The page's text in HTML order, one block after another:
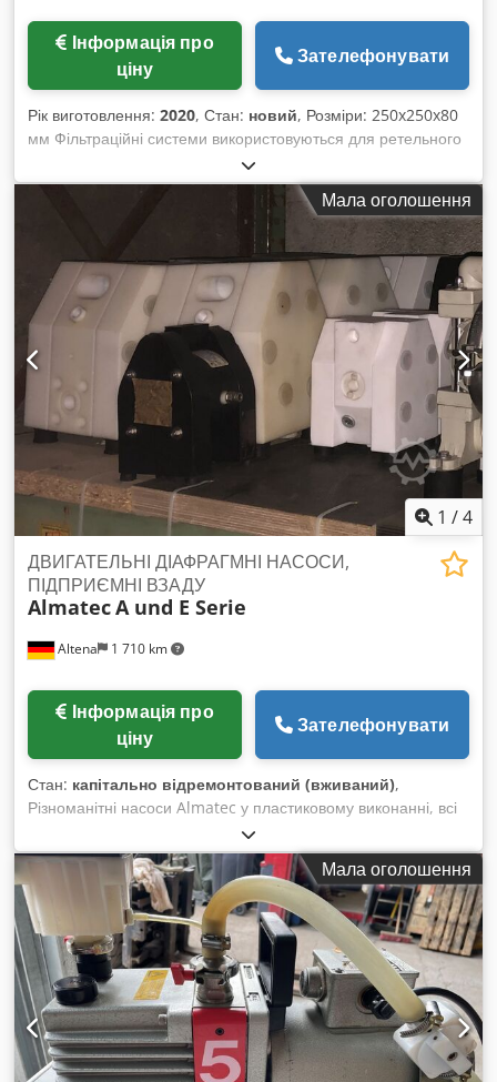
ціну
Зателефонувати
Рік виготовлення: 2020, Стан: новий, Розміри: 250x250x80
мм Фільтраційні системи використовуються для ретельного
відокремлення найдрібніших забруднень залізовмісними
металами. Дослідження сипучих матеріалів Універсальне
застосування в трубопровідних системах, бункерах та
жолобах Простота експлуатації та очищення Dwodpfx
Aodzqw Isbiea Постійномагнітні фільтрувальні решітки
можуть виготовлятися круглої, прямокутної або квадратної
форми. Частинки, що містять залізо, надійно
відфільтровуються із сипучого матеріалу при його
проходженні через решітку. Крім того, ця конструкція
забезпечує легке очищення стрижнів. Фільтраційну систему
можна легко вийняти з кожуха одним рухом руки.
Максимальна робоча температура становить 80°C.
Мала оголошення
1 /4
Altena 1 710 km
ДВИГАТЕЛЬНІ ДІАФРАГМНІ НАСОСИ,
ПІДПРИЄМНІ ВЗАДУ
AlmatecA und E Serie
ціну
Зателефонувати
Стан: капітально відремонтований (вживаний),
Різноманітні насоси Almatec у пластиковому виконанні, всі
розміри серії A, частково також серії E, повністю
відремонтовані, готові до негайної доставки Dwjdpfxefcy
Ano Abisa
Мала оголошення